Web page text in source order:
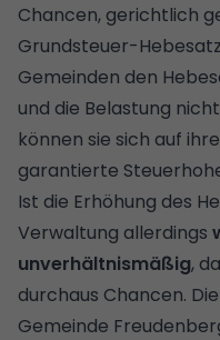
Chancen, gerichtlich
Grundsteuer-
Gemeinden den
und die Belastung
können sie sich auf
garantierte
Ist die Erhöhung des
Verwaltung allerdings
unverhältnismäßig,
durchaus Chancen.
Gemeinde